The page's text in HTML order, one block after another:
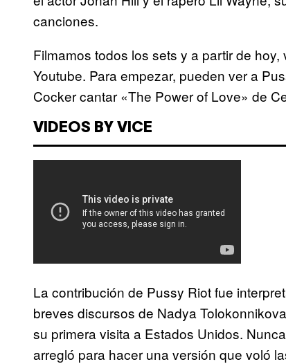
canciones.
Filmamos todos los sets y a partir de
Youtube. Para empezar, pueden ver a
Cocker cantar «The Power of Love» de
VIDEOS BY VICE
La contribución de Pussy Riot fue
breves discursos de Nadya
su primera visita a Estados Unidos.
arregló para hacer una versión que voló